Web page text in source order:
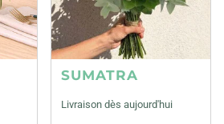
SUMATRA
Livraison dès aujourd'hui